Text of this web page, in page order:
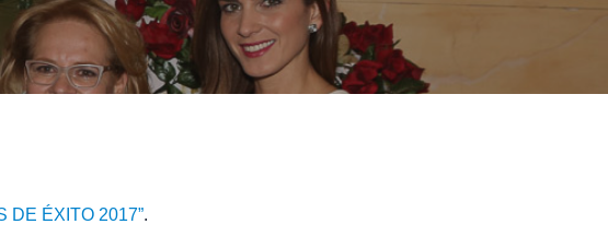
DE ÉXITO 2017”.